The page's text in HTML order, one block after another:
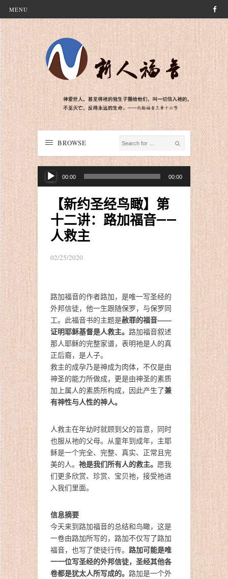
MENU
BROWSE
00:00 00:00
【新约圣经鸟瞰】第
十二讲：路加福音——
人救主
02/25/2020
路加福音的作者路加，是唯一写圣经的
外邦信徒，他一生跟随保罗，与保罗同
工。此福音书的主题是赦罪的福音——
证明耶稣基督是人救主。 路加福音叙述
那人耶稣的完整家谱，表明祂是人的真
正后裔，是人子。
救主的成孕乃是神成为肉体，不仅是由
神圣的能力所做成，更是由神圣的素质
加上属人的素质所构成，因此产生了兼
有神性与人性的神人。
人救主在年幼时就顾到父的旨意，同时
也服从祂的父母。从童年到成年，主耶
稣是一个完全、完整、真实、正常且完
美的人。 祂是我们所有人的救主。 愿我
们更多欣赏、珍赏、宝贝祂，接受祂进
入我们里面。
信息摘要
今天来到路加福音的总结和鸟瞰，这是
一卷由路加所写的，路加不仅写了路加
福音，也写了使徒行传。 路加可能是唯
一一位写圣经的外邦信徒，圣经其他各
卷都是犹太人所写成的。 路加是一个外